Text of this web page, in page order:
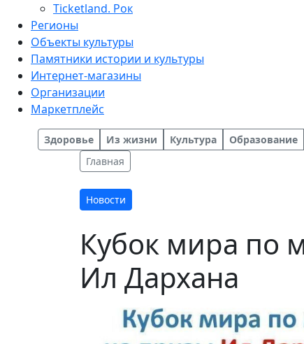
Ticketland. Рок
Регионы
Объекты культуры
Памятники истории и культуры
Интернет-магазины
Организации
Маркетплейс
Здоровье Из жизни Культура Образование
Главная
Новости
Кубок мира по
Ил Дархана